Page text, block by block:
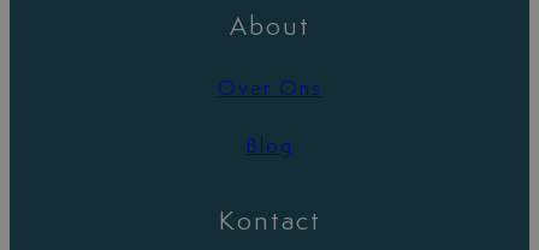
About
Over Ons
Blog
Kontact